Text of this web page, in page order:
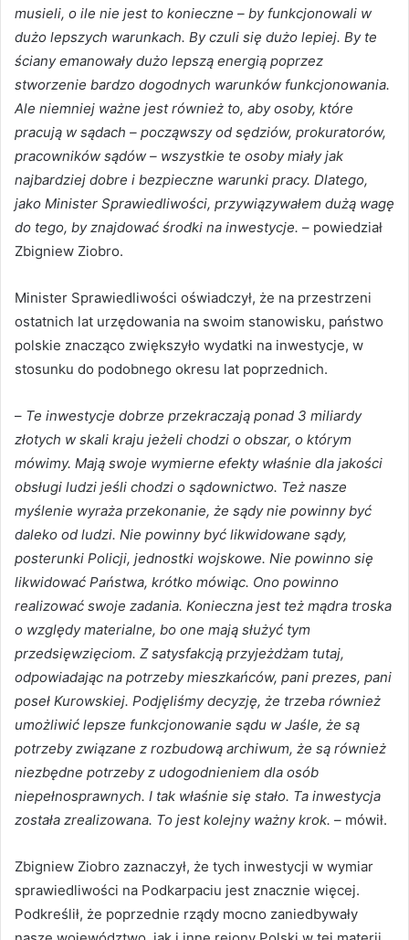
musieli, o ile nie jest to konieczne – by funkcjonowali w
dużo lepszych warunkach. By czuli się dużo lepiej. By te
ściany emanowały dużo lepszą energią poprzez
stworzenie bardzo dogodnych warunków funkcjonowania.
Ale niemniej ważne jest również to, aby osoby, które
pracują w sądach – począwszy od sędziów, prokuratorów,
pracowników sądów – wszystkie te osoby miały jak
najbardziej dobre i bezpieczne warunki pracy. Dlatego,
jako Minister Sprawiedliwości, przywiązywałem dużą wagę
do tego, by znajdować środki na inwestycje. – powiedział
Zbigniew Ziobro.
Minister Sprawiedliwości oświadczył, że na przestrzeni
ostatnich lat urzędowania na swoim stanowisku, państwo
polskie znacząco zwiększyło wydatki na inwestycje, w
stosunku do podobnego okresu lat poprzednich.
– Te inwestycje dobrze przekraczają ponad 3 miliardy
złotych w skali kraju jeżeli chodzi o obszar, o którym
mówimy. Mają swoje wymierne efekty właśnie dla jakości
obsługi ludzi jeśli chodzi o sądownictwo. Też nasze
myślenie wyraża przekonanie, że sądy nie powinny być
daleko od ludzi. Nie powinny być likwidowane sądy,
posterunki Policji, jednostki wojskowe. Nie powinno się
likwidować Państwa, krótko mówiąc. Ono powinno
realizować swoje zadania. Konieczna jest też mądra troska
o względy materialne, bo one mają służyć tym
przedsięwzięciom. Z satysfakcją przyjeżdżam tutaj,
odpowiadając na potrzeby mieszkańców, pani prezes, pani
poseł Kurowskiej. Podjęliśmy decyzję, że trzeba również
umożliwić lepsze funkcjonowanie sądu w Jaśle, że są
potrzeby związane z rozbudową archiwum, że są również
niezbędne potrzeby z udogodnieniem dla osób
niepełnosprawnych. I tak właśnie się stało. Ta inwestycja
została zrealizowana. To jest kolejny ważny krok. – mówił.
Zbigniew Ziobro zaznaczył, że tych inwestycji w wymiar
sprawiedliwości na Podkarpaciu jest znacznie więcej.
Podkreślił, że poprzednie rządy mocno zaniedbywały